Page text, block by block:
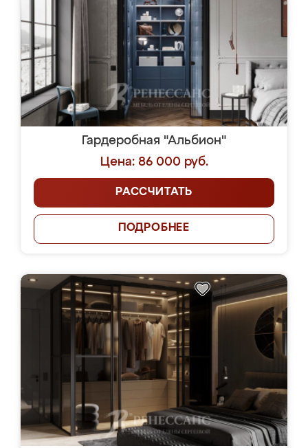
Гардеробная "Альбион"
Цена: 86 000 руб.
РАССЧИТАТЬ
ПОДРОБНЕЕ